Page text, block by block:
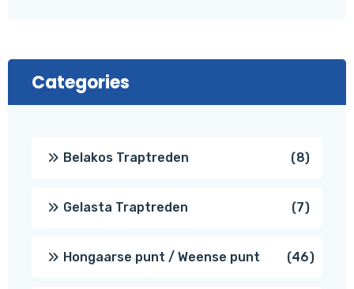
Categories
Belakos Traptreden 88
Gelasta Traptreden 77
Hongaarse punt / Weense punt 4646